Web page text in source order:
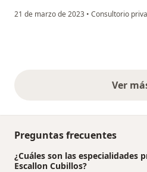
21 de marzo de 2023 • Consultorio
Ver
Preguntas frecuentes
¿Cuáles son las especialidades
Escallon Cubillos?